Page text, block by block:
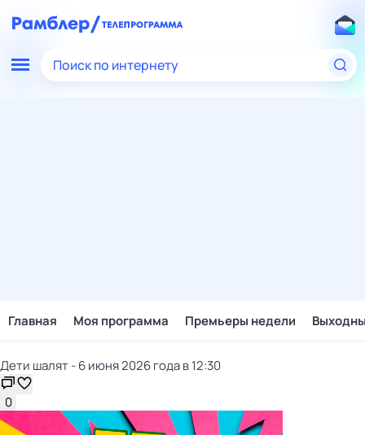
Поиск по интернету
Главная Моя программа Премьеры недели
Дети шалят - 6 июня 2026 года в 12:30
0